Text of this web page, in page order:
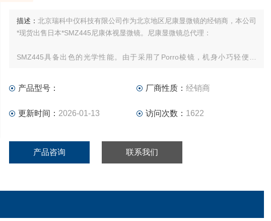
描述： 北京瑞科中仪科技有限公司作为北京地区尼康显微镜的经销商，本公司
*现货出售日本*SMZ445尼康体视显微镜。尼康显微镜总代理：
SMZ445具备出色的光学性能。由于采用了Porro棱镜，机身小巧轻便。
产品型号： 厂商性质： 经销商
更新时间： 2026-01-13 访问次数： 1622
产品咨询 联系我们